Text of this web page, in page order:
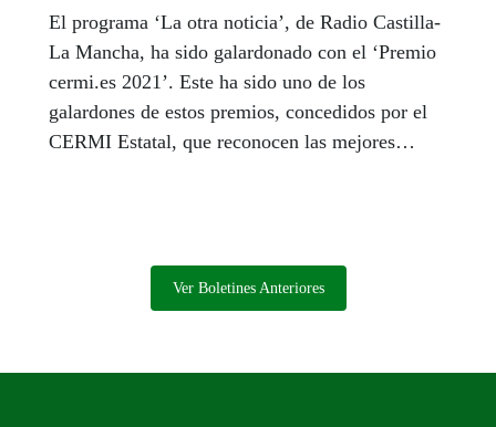
El programa ‘La otra noticia’, de Radio Castilla-
La Mancha, ha sido galardonado con el ‘Premio
cermi.es 2021’. Este ha sido uno de los
galardones de estos premios, concedidos por el
CERMI Estatal, que reconocen las mejores
Ver Boletines Anteriores